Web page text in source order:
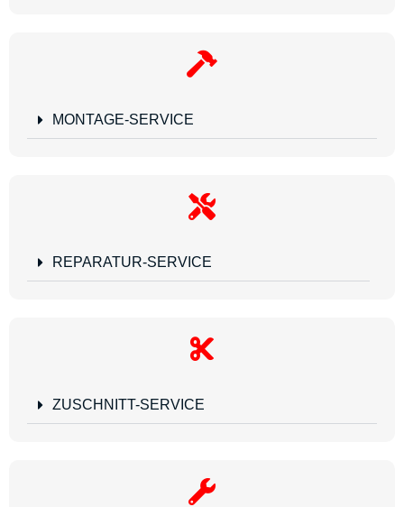
MONTAGE-SERVICE
REPARATUR-SERVICE
ZUSCHNITT-SERVICE